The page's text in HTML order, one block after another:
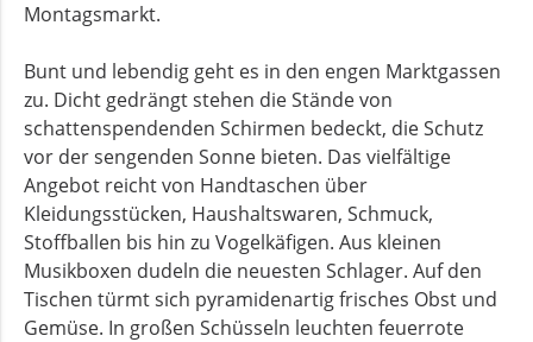
Montagsmarkt.
Bunt und lebendig geht es in den engen Marktgassen
zu. Dicht gedrängt stehen die Stände von
schattenspendenden Schirmen bedeckt, die Schutz
vor der sengenden Sonne bieten. Das vielfältige
Angebot reicht von Handtaschen über
Kleidungsstücken, Haushaltswaren, Schmuck,
Stoffballen bis hin zu Vogelkäfigen. Aus kleinen
Musikboxen dudeln die neuesten Schlager. Auf den
Tischen türmt sich pyramidenartig frisches Obst und
Gemüse. In großen Schüsseln leuchten feuerrote